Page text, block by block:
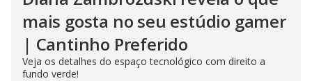
mais gosta no seu estúdio gamer
| Cantinho Preferido
Veja os detalhes do espaço tecnológico com direito a
fundo verde!